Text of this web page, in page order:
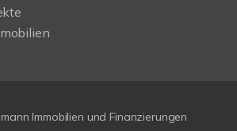
Immobilien und Finanzierungen